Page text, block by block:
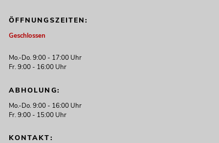
ÖFFNUNGSZEITEN:
Geschlossen
Mo.-Do. 9:00 - 17:00 Uhr
Fr. 9:00 - 16:00 Uhr
ABHOLUNG:
Mo.-Do. 9:00 - 16:00 Uhr
Fr. 9:00 - 15:00 Uhr
KONTAKT: